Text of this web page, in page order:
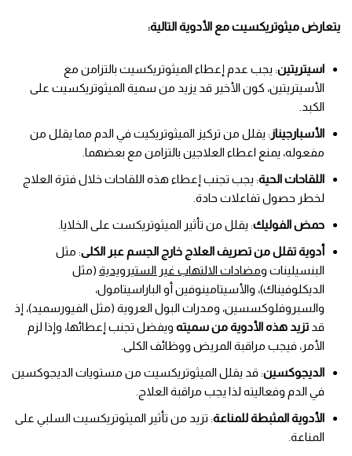
يتعارض ميثوتريكسيت مع الأدوية التالية:
اسيتريتين: يجب عدم إعطاء الميثوتريكسيت بالتزامن مع
الأسيتريتين، كون الأخير قد يزيد من سمية الميثوتريكسيت على
الكبد.
الأسبارجيناز : يقلل من تركيز الميثوتريكيت في الدم مما يقلل من
مفعوله، يمنع اعطاء العلاجين بالتزامن مع بعضهما.
اللقاحات الحية: يجب تجنب إعطاء هذه اللقاحات خلال فترة العلاج
لخطر حصول تفاعلات حادة.
حمض الفوليك: يقلل من تأثير الميثوتريكست على الخلايا.
أدوية تقلل من تصريف العلاج خارج الجسم عبر الكلى: مثل
البنسيلينات ومضادات الالتهاب غير الستيرويدية (مثل
الديكلوفيناك)، والأسيتامينوفين أو الباراسيتامول،
والسبروفلوكسسين، ومدرات البول العروية (مثل الفيورسميد)، إذ
قد تزيد هذه الأدوية من سميته ويفضل تجنب إعطائها، وإذا لزم
الأمر، فيجب مراقبة المريض ووظائف الكلى.
الديجوكسين: قد يقلل الميثوتريكسيت من مستويات الديجوكسين
في الدم وفعاليته لذا يجب مراقبة العلاج.
الأدوية المثبطة للمناعة: تزيد من تأثير الميثوتريكسيت السلبي على
المناعة.